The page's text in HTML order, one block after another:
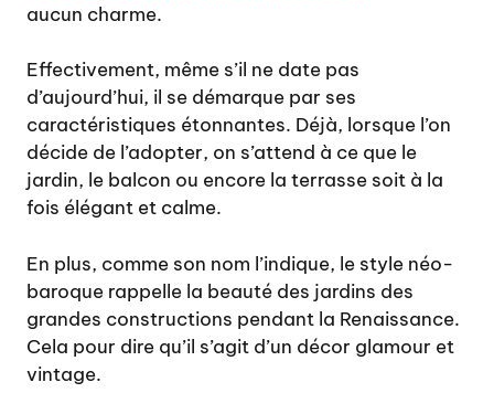
aucun charme.
Effectivement, même s’il ne date pas
d’aujourd’hui, il se démarque par ses
caractéristiques étonnantes. Déjà, lorsque l’on
décide de l’adopter, on s’attend à ce que le
jardin, le balcon ou encore la terrasse soit à la
fois élégant et calme.
En plus, comme son nom l’indique, le style néo-
baroque rappelle la beauté des jardins des
grandes constructions pendant la Renaissance.
Cela pour dire qu’il s’agit d’un décor glamour et
vintage.